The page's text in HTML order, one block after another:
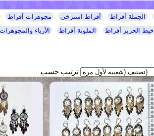
مجوهرات أقراط أقراط استرخى الجملة أقراط
الأزياء والمجوهرات
الملونة أقراط خيط الحرير أقراط
ترتيب حسب